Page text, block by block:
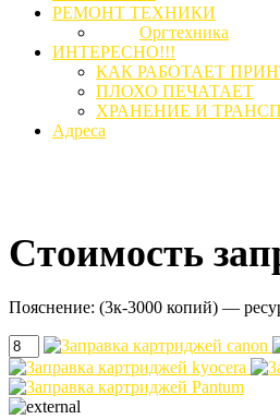
РЕМОНТ ТЕХНИКИ
Оргтехника
ИНТЕРЕСНО!!!
КАК РАБОТАЕТ
ПЛОХО ПЕЧАТАЕТ
ХРАНЕНИЕ И
Адреса
Стоимость
Пояснение: (3к-3000 копий) —